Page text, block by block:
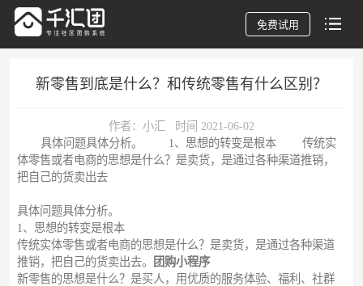
免费试用
新零售到底是什么？和传统零售有什么区别？
作者：小汇 时间 2021-06-02
具体问题具体分析。 1、思想的转变是根本 传统实
体零售或者电商的思想是什么？是卖货，是通过各种渠道推销，
把自己的货卖出去
具体问题具体分析。
1、思想的转变是根本
传统实体零售或者电商的思想是什么？是卖货，是通过各种渠道
推销，把自己的货卖出去。
团购小程序
新零售的思想是什么？是买人，用优质的服务体验、福利、社群